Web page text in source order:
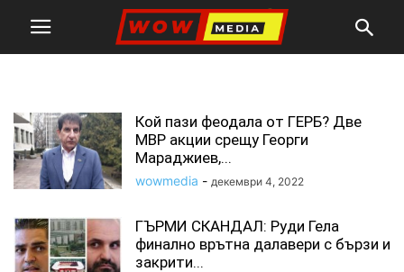
Кой пази феодала от ГЕРБ? Две
МВР акции срещу Георги
Мараджиев,...
wowmedia - декември 4, 2022
ГЪРМИ СКАНДАЛ: Руди Гела
финално врътна далавери с бързи и
закрити...